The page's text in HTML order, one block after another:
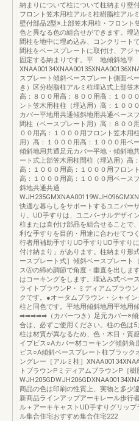
納まりについて柱について柱納まり壁
フロント笠木用柱アルミ柱樹脂柱ア
壁付部品2型※上部笠木用柱・フロント
色と異なる色の組合せができます。埋
間柱を地中に埋め込み、コンクリート
間柱をベースプレートに取付け、アジ
固定する納まりです。平 地傾斜地
スプレート傾斜ベースプレート側面ベ
き）区分樹脂柱アルミ柱埋込式上部笠
高：８００用高：８００用高：１００
ント笠木用柱柱（埋込用）高：１００
カバー平地用共通傾斜地用共通ベース
間柱（ベースプレート用）高：８００
００用高：１０００用フロント笠木用
用）高：１０００用高：１０００用ベ
傾斜地用共通足元カバー平地・傾斜地
ート式上部笠木用柱間柱（埋込用）高
高：１０００用高：１０００用フロン
高：１０００用高：１０００用ベース
斜地共通共通
快適な暮らしをサポートするユニバー
り。UD手すりは、ユニバ−サルデザイ
柱または直付け部品を組合せることで
利な手すりを目的・用途に合わせてつ
行者用補助手すりUD手すりUD手すり
付け納まり」があります。柱納まり形
ースプレート式］傾斜ベースプレート
スⒶの締め調節で角度・垂直を出しま
はコーキングをします。埋込み式ベー
ライトブラウンP・ミディアムブラウ
クです。●オータムブラウン・シャイン
柱と同色です。平地用傾斜地用平地用
➡➡➡➡➡（カバーつき）足元カバー※傾
合は、必ずご使用ください。柱の色は
柱は材質が異なるため、色・木目・質
イプビス○Aカバー材コーキング傾斜角
ビス○A傾斜ベースプレート柱ブラック
ングレー［アルミ柱］
トブラウンPミディアムブラウンP［樹
商品の色は印刷の性質上、実物と多少
新商品ラインアップアーキレール歩行
ル＋アーキキャストUD手すりグリッ
ル集合住宅おすすめ集合住宅222